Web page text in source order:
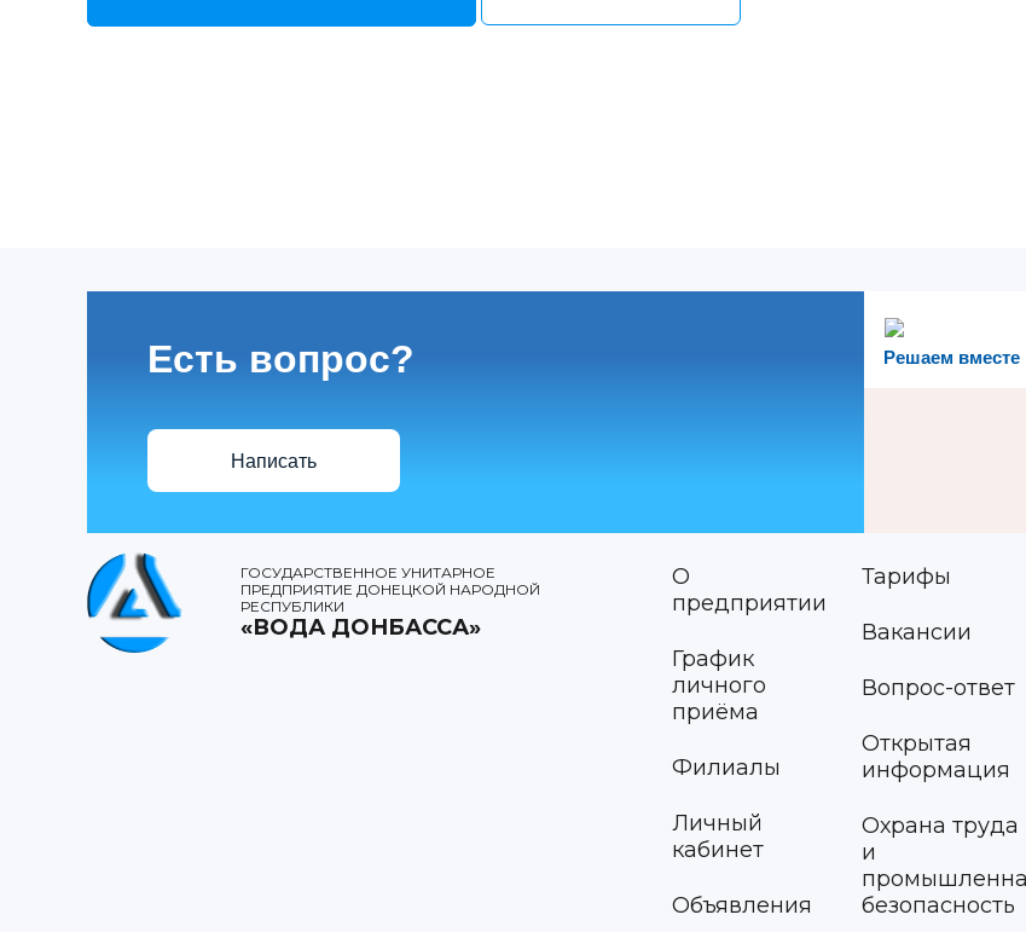
Решаем вместе
Есть вопрос?
Написать
ГОСУДАРСТВЕННОЕ УНИТАРНОЕ
ПРЕДПРИЯТИЕ ДОНЕЦКОЙ НАРОДНОЙ
РЕСПУБЛИКИ
«ВОДА ДОНБАССА»
О
предприятии
График
личного
приёма
Филиалы
Личный
кабинет
Объявления
Тарифы
Вакансии
Вопрос-ответ
Открытая
информация
Охрана труда
и
безопасность